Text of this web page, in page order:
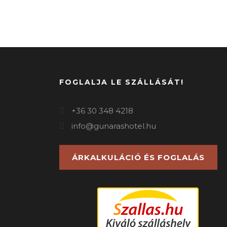
FOGLALJA LE SZÁLLÁSÁT!
+36 30 348 4218
info@gunarashotel.hu
ÁRKALKULÁCIÓ ÉS FOGLALÁS